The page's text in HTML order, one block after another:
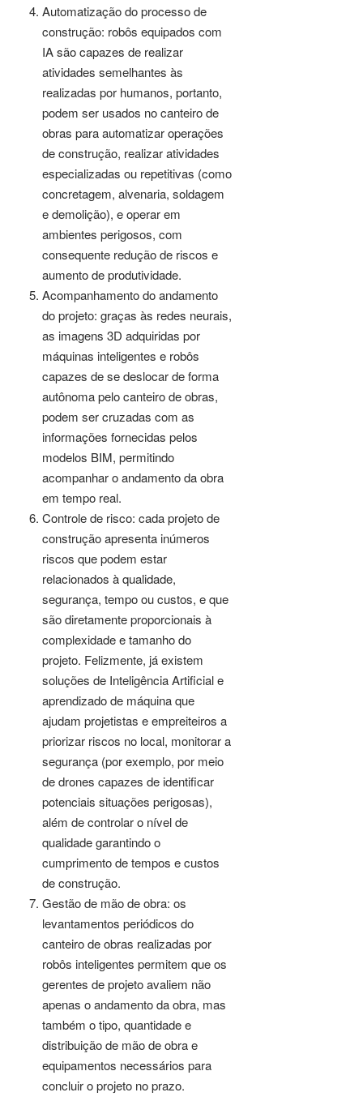
Automatização do processo de
construção: robôs equipados com
IA são capazes de realizar
atividades semelhantes às
realizadas por humanos, portanto,
podem ser usados no canteiro de
obras para automatizar operações
de construção, realizar atividades
especializadas ou repetitivas (como
concretagem, alvenaria, soldagem
e demolição), e operar em
ambientes perigosos, com
consequente redução de riscos e
aumento de produtividade.
Acompanhamento do andamento
do projeto: graças às redes neurais,
as imagens 3D adquiridas por
máquinas inteligentes e robôs
capazes de se deslocar de forma
autônoma pelo canteiro de obras,
podem ser cruzadas com as
informações fornecidas pelos
modelos BIM, permitindo
acompanhar o andamento da obra
em tempo real.
Controle de risco: cada projeto de
construção apresenta inúmeros
riscos que podem estar
relacionados à qualidade,
segurança, tempo ou custos, e que
são diretamente proporcionais à
complexidade e tamanho do
projeto. Felizmente, já existem
soluções de Inteligência Artificial e
aprendizado de máquina que
ajudam projetistas e empreiteiros a
priorizar riscos no local, monitorar a
segurança (por exemplo, por meio
de drones capazes de identificar
potenciais situações perigosas),
além de controlar o nível de
qualidade garantindo o
cumprimento de tempos e custos
de construção.
Gestão de mão de obra: os
levantamentos periódicos do
canteiro de obras realizadas por
robôs inteligentes permitem que os
gerentes de projeto avaliem não
apenas o andamento da obra, mas
também o tipo, quantidade e
distribuição de mão de obra e
equipamentos necessários para
concluir o projeto no prazo.